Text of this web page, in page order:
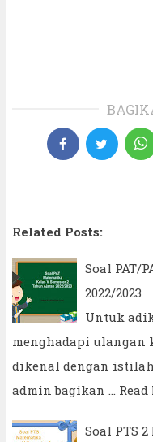
Related Posts:
Soal PAT/
2022/2023
Untuk
menghadapi ulangan
dikenal dengan istilah
admin bagikan …
Soal PTS